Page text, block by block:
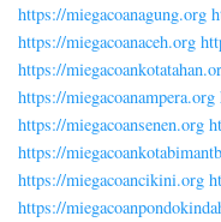
https://miegacoanagung.org
https://miegacoanaceh.org
https://
https://miegacoanampera.org
https://miegacoansenen.org
https://
https://miegacoancikini.org
https://